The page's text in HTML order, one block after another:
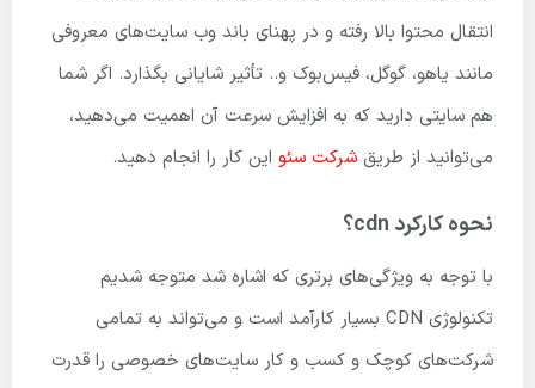
انتقال محتوا بالا رفته و در پهنای باند وب سایت‌های معروفی
مانند یاهو، گوگل، فیس‌بوک و.. تأثیر شایانی بگذارد. اگر شما
هم سایتی دارید که به افزایش سرعت آن اهمیت می‌دهید،
می‌توانید از طریق شرکت سئو این کار را انجام دهید.
نحوه کارکرد cdn؟
با توجه به ویژگی‌های برتری که اشاره شد متوجه شدیم
تکنولوژی CDN بسیار کارآمد است و می‌تواند به تمامی
شرکت‌های کوچک و کسب و کار سایت‌های خصوصی را قدرت